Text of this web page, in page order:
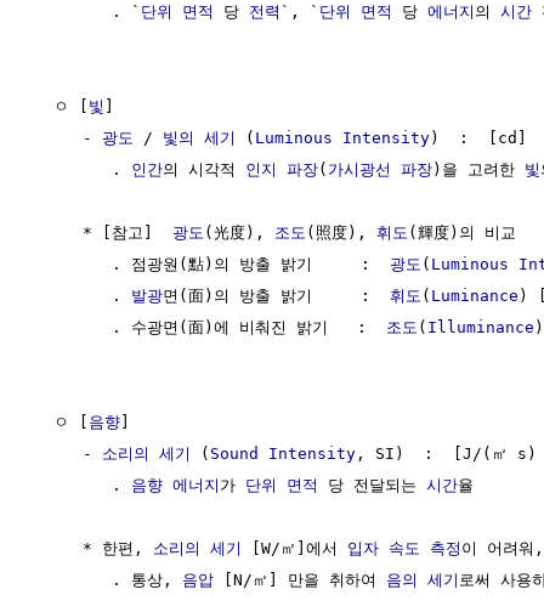
        . `
단위 면적 당 전력 `, ` 단위 면적 당 에너지 의 시간
  ㅇ [
빛 ]
     -
광도 / 빛의 세기 ( Luminous Intensity)  :  [cd]
        .
인간의 시각적 인지 파장( 가시광선 파장)을 고려한
     * [참고]
광도 (光度), 조도 (照度), 휘도 (輝度)의 비교
        . 점광원(點)의 방출 밝기     :
광도 ( Luminous
        .
발광면(面)의 방출 밝기     : 휘도 ( Luminance )
        . 수광면(面)에 비춰진 밝기   :
조도 ( Illuminance
  ㅇ [
음향]
     -
소리의 세기 ( Sound Intensity , SI)  :  [J/(㎡ s)
        .
음향 에너지 가 단위 면적 당 전달되는 시간율
     * 한편,
소리의 세기 [W/㎡]에서 입자 속도 측정 이 어려워,
        . 통상,
음압 [N/㎡] 만을 취하여 음의 세기 로써 사